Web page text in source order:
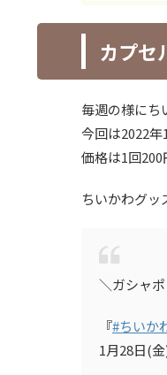
カプセ
毎週の様にち
今回は2022
価格は1回200
ちいかわグッ
＼ガシャ
『#ちいか
1月28日(